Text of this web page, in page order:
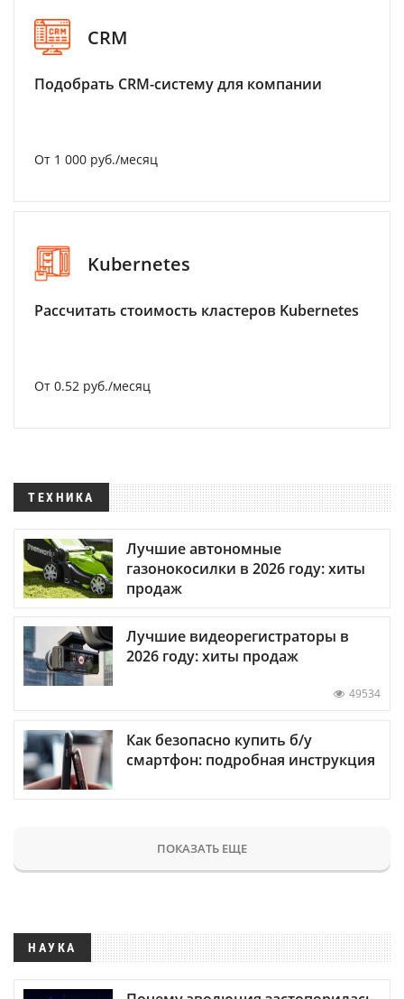
CRM
Подобрать CRM-систему для компании
От 1 000 руб./месяц
Kubernetes
Рассчитать стоимость кластеров Kubernetes
От 0.52 руб./месяц
ТЕХНИКА
Лучшие автономные
газонокосилки в 2026 году: хиты
продаж
Лучшие видеорегистраторы в
2026 году: хиты продаж
49534
Как безопасно купить б/у
смартфон: подробная инструкция
ПОКАЗАТЬ ЕЩЕ
НАУКА